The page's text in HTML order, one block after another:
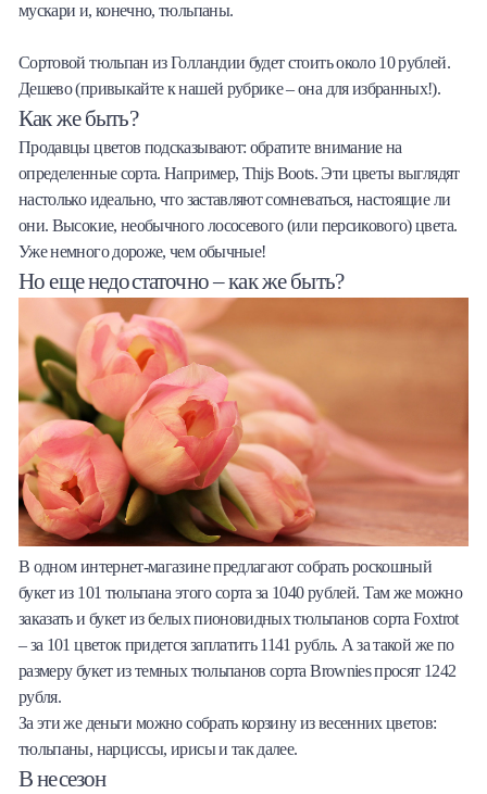
мускари и, конечно, тюльпаны.
Сортовой тюльпан из Голландии будет стоить около 10 рублей.
Дешево (привыкайте к нашей рубрике – она для избранных!).
Как же быть?
Продавцы цветов подсказывают: обратите внимание на
определенные сорта. Например, Thijs Boots. Эти цветы выглядят
настолько идеально, что заставляют сомневаться, настоящие ли
они. Высокие, необычного лососевого (или персикового) цвета.
Уже немного дороже, чем обычные!
Но еще недостаточно – как же быть?
В одном интернет-магазине предлагают собрать роскошный
букет из 101 тюльпана этого сорта за 1040 рублей. Там же можно
заказать и букет из белых пионовидных тюльпанов сорта Foxtrot
– за 101 цветок придется заплатить 1141 рубль. А за такой же по
размеру букет из темных тюльпанов сорта Brownies просят 1242
рубля.
За эти же деньги можно собрать корзину из весенних цветов:
тюльпаны, нарциссы, ирисы и так далее.
В несезон